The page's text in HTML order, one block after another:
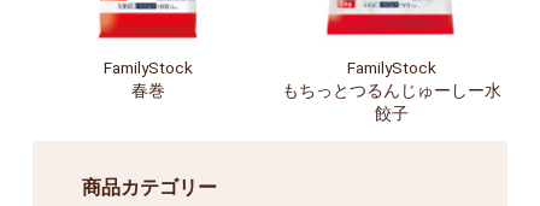
FamilyStock
春巻
FamilyStock
もちっとつるんじゅーしー水
餃子
商品カテゴリー